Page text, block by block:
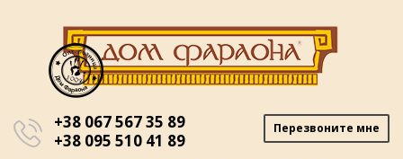
+38 067 567 35 89
+38 095 510 41 89
Перезвоните мне